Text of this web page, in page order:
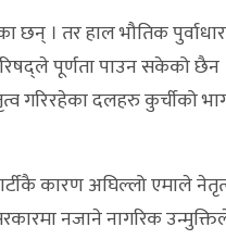
छन् । तर हाल भौतिक
पूर्णता पाउन सकेको
गरिरहेका दलहरु कुर्चीको
कारण अघिल्लो एमाले
नजाने नागरिक